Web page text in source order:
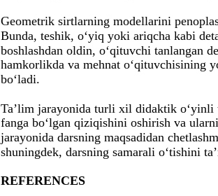
Geometrik sirtlarning modellarini
Bunda, teshik, o‘yiq yoki ariqcha kabi
boshlashdan oldin, o‘qituvchi tanlangan
hamkorlikda va mehnat o‘qituvchisining
bo‘ladi.
Ta’lim jarayonida turli xil didaktik o‘yinli
fanga bo‘lgan qiziqishini oshirish va
jarayonida darsning maqsadidan
shuningdek, darsning samarali o‘tishini
REFERENCES